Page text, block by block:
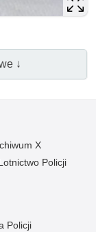
↓
X
Policji
Policji